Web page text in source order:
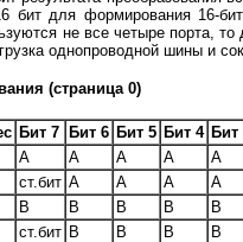
бит для формирования 16-
не все четыре порта,
однопроводной шины и
(страница 0)
Бит 7 Бит 6 Бит 5 Бит 4 Бит
А А А А А
ст.бит А А А А
В В В В В
ст.бит В В В В